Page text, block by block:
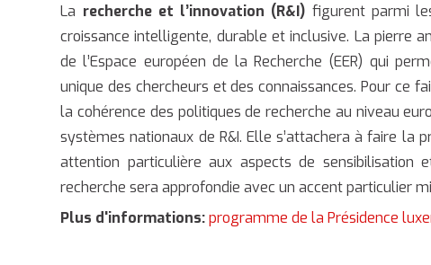
La recherche et l’innovation (R&I) figurent parmi
croissance intelligente, durable et inclusive. La pierre
de l’Espace européen de la Recherche (EER) qui
unique des chercheurs et des connaissances. Pour ce
la cohérence des politiques de recherche au niveau
systèmes nationaux de R&I. Elle s’attachera à faire la
attention particulière aux aspects de
recherche sera approfondie avec un accent particulier
Plus d'informations: programme de la Présidence